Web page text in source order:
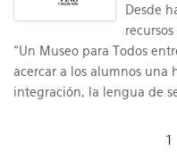
Desde
“Un Museo para Todos
acercar a los alumnos una
integración, la lengua de
1